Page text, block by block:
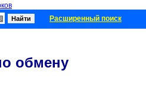
Расширенный поиск
обмену